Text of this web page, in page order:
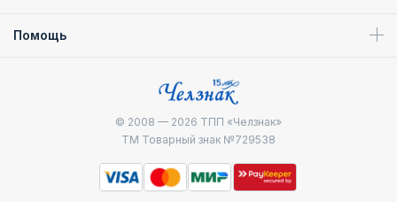
Помощь
© 2008 — 2026 ТПП «Челзнак»
ТМ Товарный знак №729538